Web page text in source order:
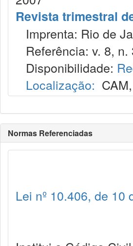
Revista trimestral
Imprenta: Rio de
Referência: v. 8, n.
Disponibilidade:
Localização: CAM,
Normas Referenciadas
Lei nº 10.406, de 10